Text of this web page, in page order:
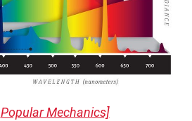
Popular Mechanics]